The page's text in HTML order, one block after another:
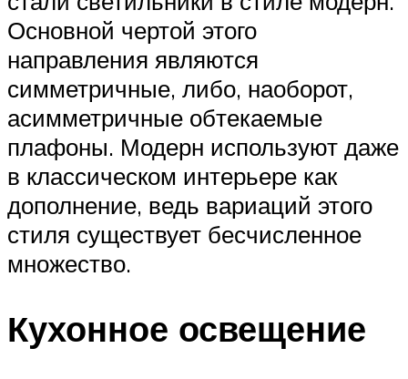
Основной чертой этого
направления являются
симметричные, либо, наоборот,
асимметричные обтекаемые
плафоны. Модерн используют даже
в классическом интерьере как
дополнение, ведь вариаций этого
стиля существует бесчисленное
множество.
Кухонное освещение